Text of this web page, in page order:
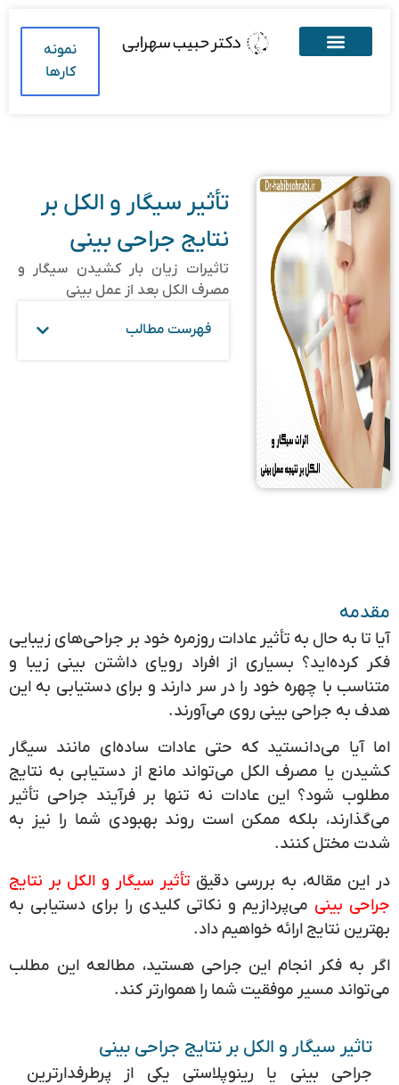
نمونه
کارها
تأثیر سیگار و الکل بر
نتایج جراحی بینی
تاثیرات زیان بار کشیدن سیگار و
مصرف الکل بعد از عمل بینی
فهرست مطالب
مقدمه
آیا تا به حال به تأثیر عادات روزمره خود بر جراحی‌های زیبایی
فکر کرده‌اید؟ بسیاری از افراد رویای داشتن بینی زیبا و
متناسب با چهره خود را در سر دارند و برای دستیابی به این
هدف به جراحی بینی روی می‌آورند.
اما آیا می‌دانستید که حتی عادات ساده‌ای مانند سیگار
کشیدن یا مصرف الکل می‌تواند مانع از دستیابی به نتایج
مطلوب شود؟ این عادات نه تنها بر فرآیند جراحی تأثیر
می‌گذارند، بلکه ممکن است روند بهبودی شما را نیز به
شدت مختل کنند.
در این مقاله، به بررسی دقیق تأثیر سیگار و الکل بر نتایج
جراحی بینیمی‌پردازیم و نکاتی کلیدی را برای دستیابی به
بهترین نتایج ارائه خواهیم داد.
اگر به فکر انجام این جراحی هستید، مطالعه این مطلب
می‌تواند مسیر موفقیت شما را هموارتر کند.
تاثیر سیگار و الکل بر نتایج جراحی بینی
جراحی بینی یا رینوپلاستی یکی از پرطرفدارترین